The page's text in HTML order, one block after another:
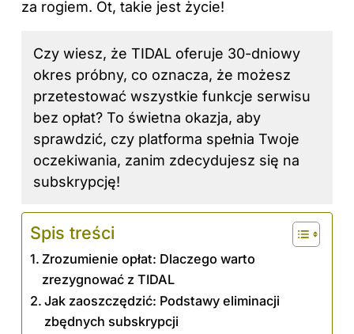
za rogiem. Ot, takie jest życie!
Czy wiesz, że TIDAL oferuje 30-dniowy
okres próbny, co oznacza, że możesz
przetestować wszystkie funkcje serwisu
bez opłat? To świetna okazja, aby
sprawdzić, czy platforma spełnia Twoje
oczekiwania, zanim zdecydujesz się na
subskrypcję!
Spis treści
Zrozumienie opłat: Dlaczego warto
zrezygnować z TIDAL
Jak zaoszczędzić: Podstawy eliminacji
zbędnych subskrypcji